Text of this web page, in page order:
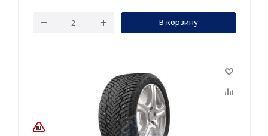
В корзину